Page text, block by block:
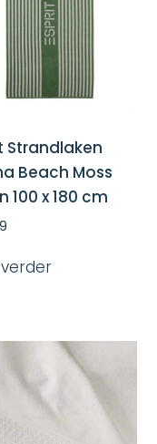
Strandlaken
Beach Moss
100 x 180 cm